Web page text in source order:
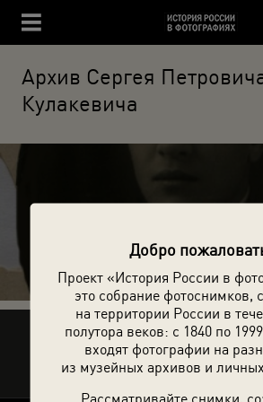
Добро
Проект «История России в
это собрание фотоснимков,
на территории России в
полутора веков: с 1840 по
входят фотографии на
из музейных архивов и
Рассматривайте снимки,
Архив Сергея
Кулакевича
Рассказать